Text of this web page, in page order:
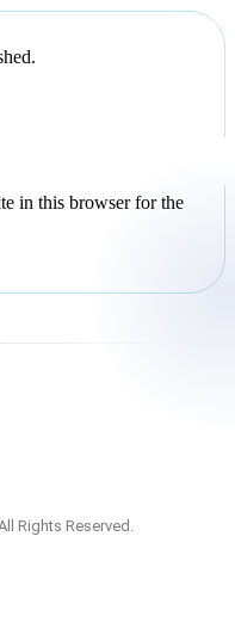
in this browser for the
Rights Reserved.